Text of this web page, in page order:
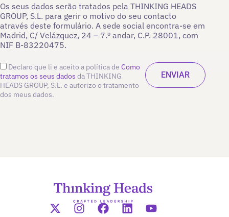
Os seus dados serão tratados pela THINKING HEADS
GROUP, S.L. para gerir o motivo do seu contacto
através deste formulário. A sede social encontra-se em
Madrid, C/ Velázquez, 24 – 7.º andar, C.P. 28001, com
NIF B-83220475.
Declaro que li e aceito a política de Como
tratamos os seus dados da THINKING
HEADS GROUP, S.L. e autorizo o tratamento
dos meus dados.